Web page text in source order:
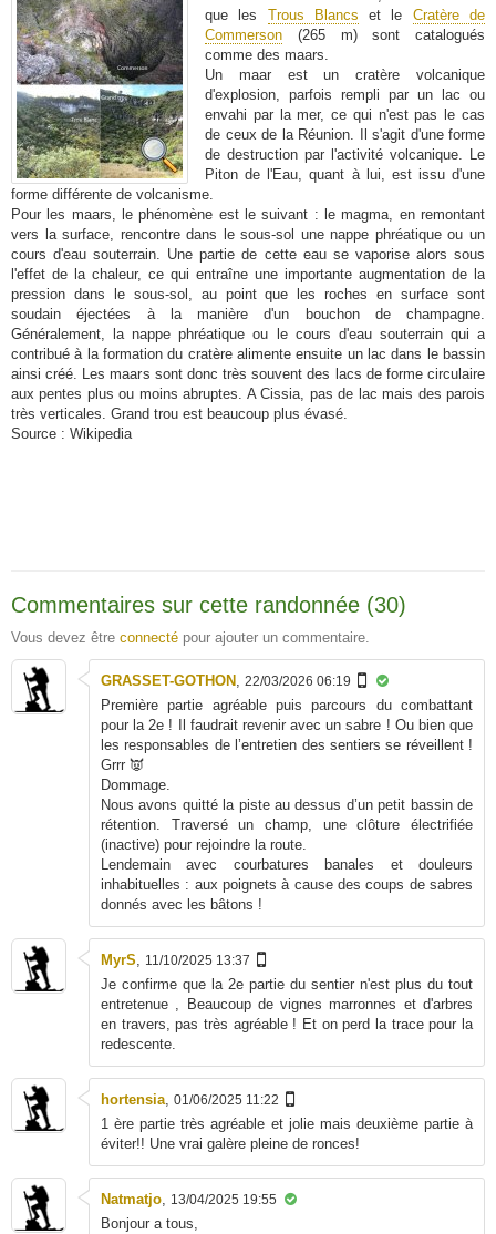
que les Trous Blancs et le Cratère de
Commerson (265 m) sont catalogués
comme des maars.
Un maar est un cratère volcanique
d'explosion, parfois rempli par un lac ou
envahi par la mer, ce qui n'est pas le cas
de ceux de la Réunion. Il s'agit d'une forme
de destruction par l'activité volcanique. Le
Piton de l'Eau, quant à lui, est issu d'une
forme différente de volcanisme.
Pour les maars, le phénomène est le suivant : le magma, en remontant
vers la surface, rencontre dans le sous-sol une nappe phréatique ou un
cours d'eau souterrain. Une partie de cette eau se vaporise alors sous
l'effet de la chaleur, ce qui entraîne une importante augmentation de la
pression dans le sous-sol, au point que les roches en surface sont
soudain éjectées à la manière d'un bouchon de champagne.
Généralement, la nappe phréatique ou le cours d'eau souterrain qui a
contribué à la formation du cratère alimente ensuite un lac dans le bassin
ainsi créé. Les maars sont donc très souvent des lacs de forme circulaire
aux pentes plus ou moins abruptes. A Cissia, pas de lac mais des parois
très verticales. Grand trou est beaucoup plus évasé.
Source : Wikipedia
Commentaires sur cette randonnée (30)
Vous devez être connecté pour ajouter un commentaire.
GRASSET-GOTHON , 22/03/2026 06:19
Première partie agréable puis parcours du combattant
pour la 2e ! Il faudrait revenir avec un sabre ! Ou bien que
les responsables de l’entretien des sentiers se réveillent !
Grrr 👿
Dommage.
Nous avons quitté la piste au dessus d’un petit bassin de
rétention. Traversé un champ, une clôture électrifiée
(inactive) pour rejoindre la route.
Lendemain avec courbatures banales et douleurs
inhabituelles : aux poignets à cause des coups de sabres
donnés avec les bâtons !
MyrS, 11/10/2025 13:37
Je confirme que la 2e partie du sentier n'est plus du tout
entretenue , Beaucoup de vignes marronnes et d'arbres
en travers, pas très agréable ! Et on perd la trace pour la
redescente.
hortensia, 01/06/2025 11:22
1 ère partie très agréable et jolie mais deuxième partie à
éviter!! Une vrai galère pleine de ronces!
Natmatjo, 13/04/2025 19:55
Bonjour a tous,